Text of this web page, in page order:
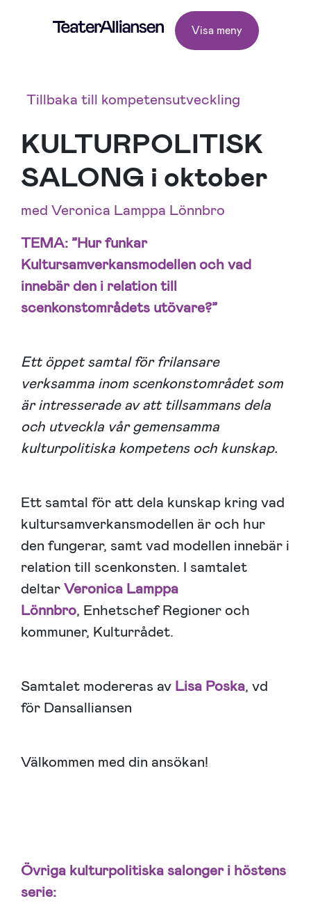
Visa meny
Tillbaka till kompetensutveckling
KULTURPOLITISK
SALONG i oktober
med Veronica Lamppa Lönnbro
TEMA: ”Hur funkar
Kultursamverkansmodellen och vad
innebär den i relation till
scenkonstområdets utövare?”
Ett öppet samtal för frilansare
verksamma inom scenkonstområdet som
är intresserade av att tillsammans dela
och utveckla vår gemensamma
kulturpolitiska kompetens och kunskap.
Ett samtal för att dela kunskap kring vad
kultursamverkansmodellen är och hur
den fungerar, samt vad modellen innebär i
relation till scenkonsten. I samtalet
deltarVeronica Lamppa
Lönnbro, Enhetschef Regioner och
kommuner, Kulturrådet.
Samtalet modereras av Lisa Poska, vd
för Dansalliansen
Välkommen med din ansökan!
Övriga kulturpolitiska salonger i höstens
serie: